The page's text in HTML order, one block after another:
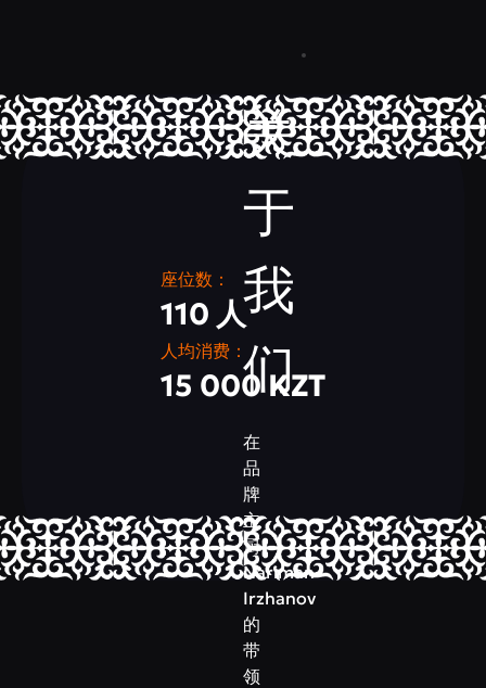
关
于
我
们
在
品
牌
主
厨
Nariman
Irzhanov
的
带
领
座位数：
110 人
人均消费：
15 000 KZT